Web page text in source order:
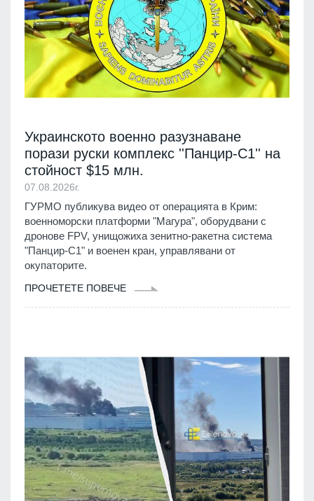
Украинското военно разузнаване
порази руски комплекс ''Панцир-С1'' на
стойност $15 млн.
07.08.2026г.
ГУРМО публикува видео от операцията в Крим:
военноморски платформи "Магура", оборудвани с
дронове FPV, унищожиха зенитно-ракетна система
"Панцир-С1" и военен кран, управлявани от
окупаторите.
ПРОЧЕТЕТЕ ПОВЕЧЕ